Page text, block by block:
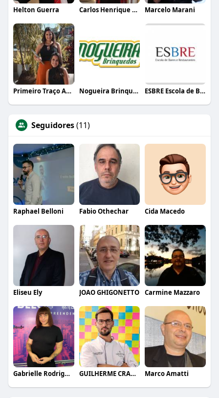
Helton Guerra Carlos Henrique de Faria Vasconcelos Marcelo Marani
Primeiro Traço Arquitetura Nogueira Brinquedos ESBRE Escola de Bares e Restaurantes
Seguidores(11)
Raphael Belloni Fabio Othechar Cida Macedo
Eliseu Ely JOAO GHIGONETTO Carmine Mazzaro
Gabrielle Rodrigues GUILHERME CRAMER BALLE Marco Amatti